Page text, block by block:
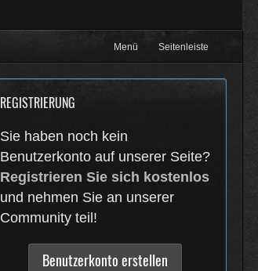
Menü Seitenleiste
REGISTRIERUNG
Sie haben noch kein
Benutzerkonto auf unserer Seite?
Registrieren Sie sich kostenlos
und nehmen Sie an unserer
Community teil!
Benutzerkonto erstellen